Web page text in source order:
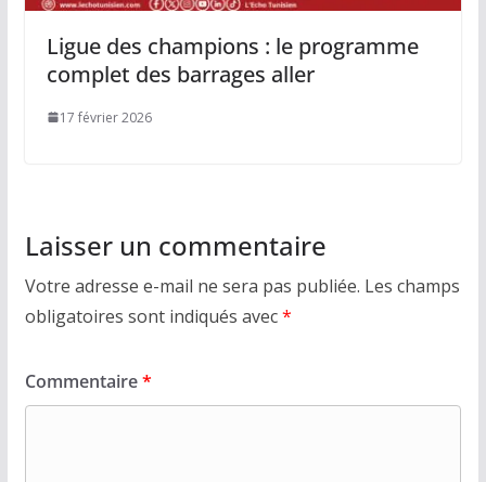
Ligue des champions : le programme
complet des barrages aller
17 février 2026
Laisser un commentaire
Votre adresse e-mail ne sera pas publiée. Les champs
obligatoires sont indiqués avec*
Commentaire*